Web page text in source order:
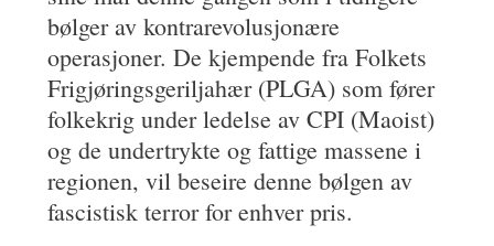
bølger av kontrarevolusjonære
operasjoner. De kjempende fra Folkets
Frigjøringsgeriljahær (PLGA) som fører
folkekrig under ledelse av CPI (Maoist)
og de undertrykte og fattige massene i
regionen, vil beseire denne bølgen av
fascistisk terror for enhver pris.